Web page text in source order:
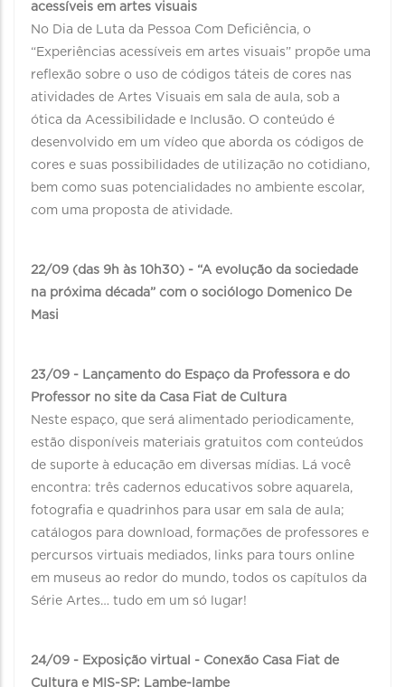
acessíveis em artes visuais
No Dia de Luta da Pessoa Com Deficiência, o
“Experiências acessíveis em artes visuais” propõe uma
reflexão sobre o uso de códigos táteis de cores nas
atividades de Artes Visuais em sala de aula, sob a
ótica da Acessibilidade e Inclusão. O conteúdo é
desenvolvido em um vídeo que aborda os códigos de
cores e suas possibilidades de utilização no cotidiano,
bem como suas potencialidades no ambiente escolar,
com uma proposta de atividade.
22/09 (das 9h às 10h30) - “A evolução da sociedade
na próxima década” com o sociólogo Domenico De
Masi⠀
23/09 - Lançamento do Espaço da Professora e do
Professor no site da Casa Fiat de Cultura
Neste espaço, que será alimentado periodicamente,
estão disponíveis materiais gratuitos com conteúdos
de suporte à educação em diversas mídias. Lá você
encontra: três cadernos educativos sobre aquarela,
fotografia e quadrinhos para usar em sala de aula;
catálogos para download, formações de professores e
percursos virtuais mediados, links para tours online
em museus ao redor do mundo, todos os capítulos da
Série Artes… tudo em um só lugar!
24/09 - Exposição virtual - Conexão Casa Fiat de
Cultura e MIS-SP: Lambe-lambe